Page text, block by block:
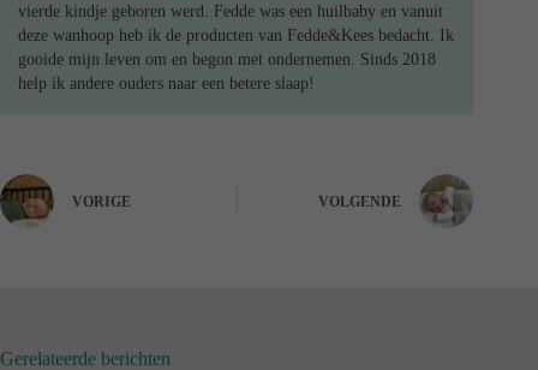
vierde kindje geboren werd. Fedde was een huilbaby en vanuit
deze wanhoop heb ik de producten van Fedde&Kees bedacht. Ik
gooide mijn leven om en begon met ondernemen. Sinds 2018
help ik andere ouders naar een betere slaap!
VORIGE VOLGENDE
Gerelateerde berichten